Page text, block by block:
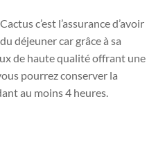
c’est l’assurance d’avoir
déjeuner car grâce à sa
de haute qualité offrant une
pourrez conserver la
au moins 4 heures.